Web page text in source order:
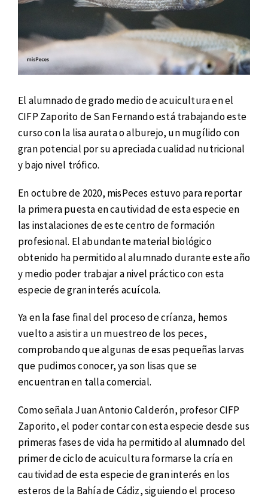
El alumnado de grado medio de acuicultura en el
CIFP Zaporito de San Fernando está trabajando este
curso con la lisa aurata o alburejo, un mugílido con
gran potencial por su apreciada cualidad nutricional
y bajo nivel trófico.
En octubre de 2020, misPeces estuvo para reportar
la primera puesta en cautividad de esta especie en
las instalaciones de este centro de formación
profesional. El abundante material biológico
obtenido ha permitido al alumnado durante este año
y medio poder trabajar a nivel práctico con esta
especie de gran interés acuícola.
Ya en la fase final del proceso de críanza, hemos
vuelto a asistir a un muestreo de los peces,
comprobando que algunas de esas pequeñas larvas
que pudimos conocer, ya son lisas que se
encuentran en talla comercial.
Como señala Juan Antonio Calderón, profesor CIFP
Zaporito, el poder contar con esta especie desde sus
primeras fases de vida ha permitido al alumnado del
primer de ciclo de acuicultura formarse la cría en
cautividad de esta especie de gran interés en los
esteros de la Bahía de Cádiz, siguiendo el proceso